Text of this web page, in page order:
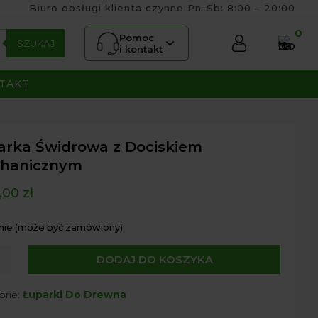
Biuro obsługi klienta czynne Pn-Sb: 8:00 – 20:00
SZUKAJ
Pomoc
i kontakt
0
Świdrowa z Dociskiem
zł
(może być zamówiony)
DODAJ DO KOSZYKA
Łuparki Do Drewna